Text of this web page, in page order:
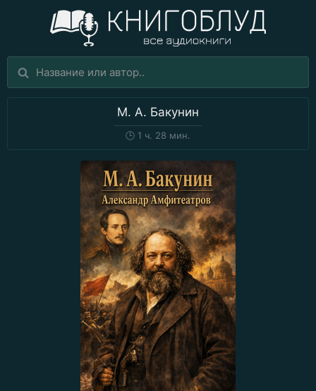
М. А. Бакунин
🕒 1 ч. 28 мин.